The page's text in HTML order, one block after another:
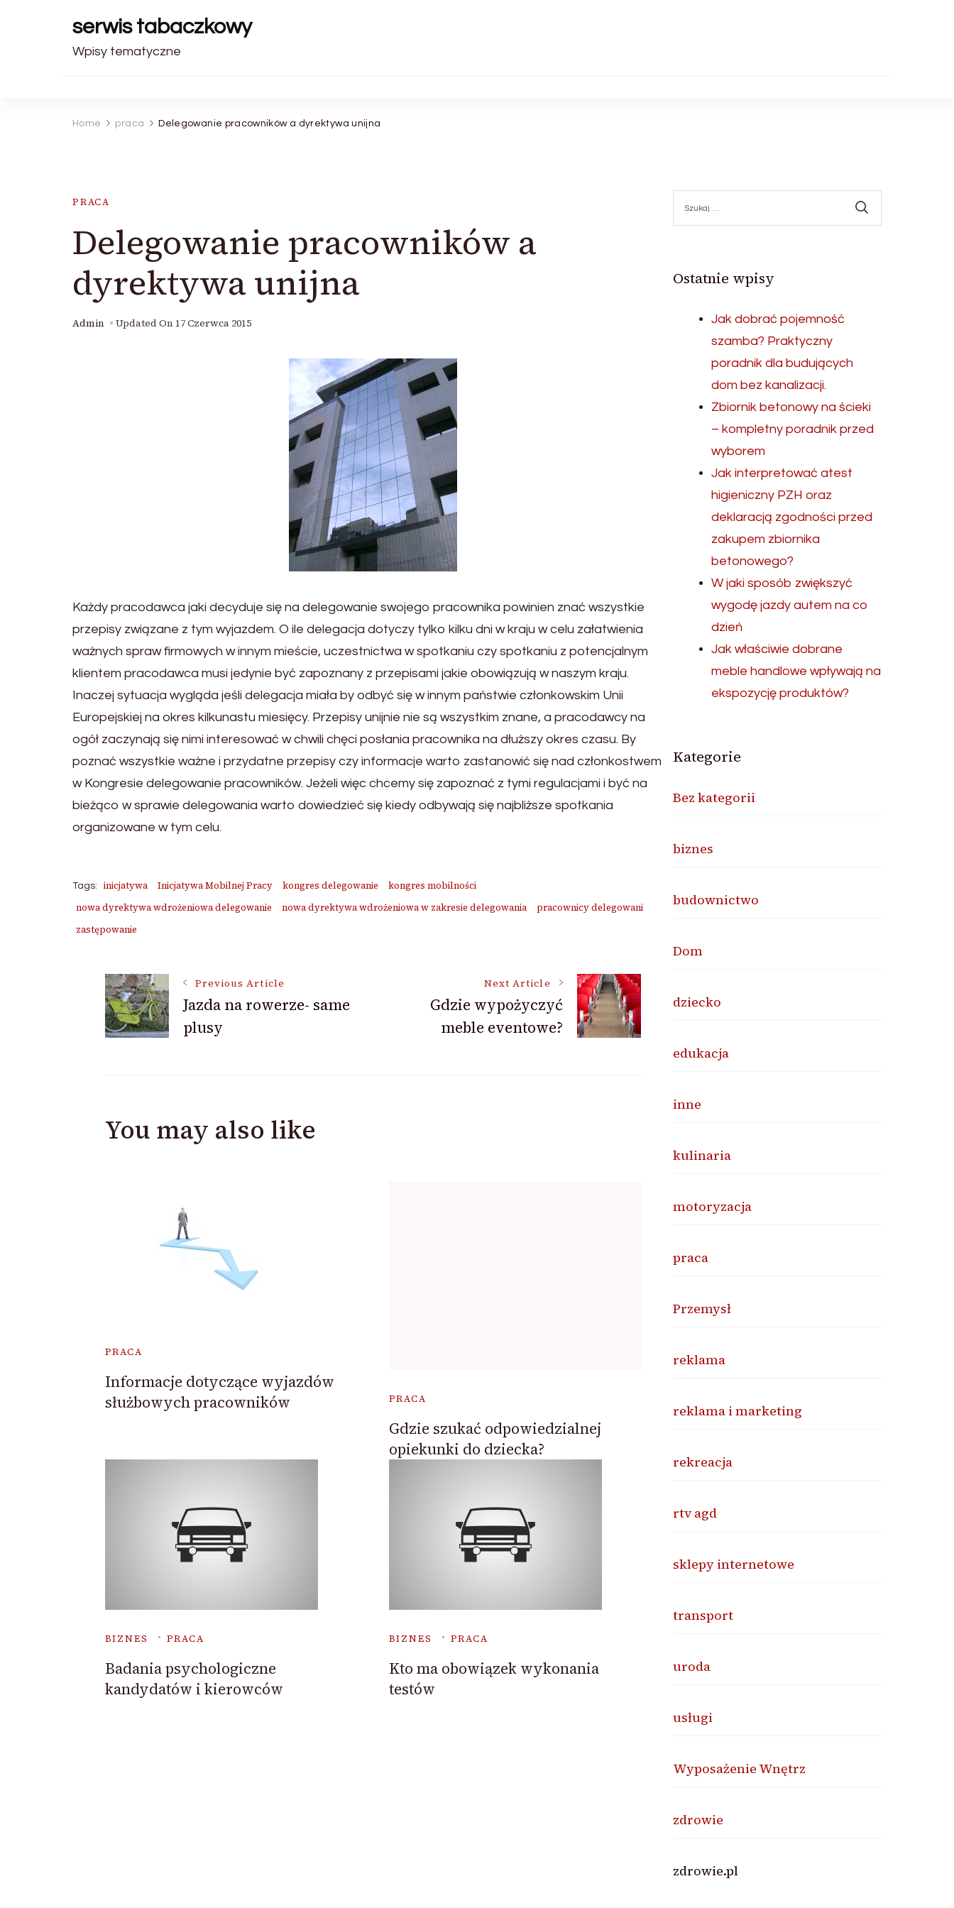
serwis tabaczkowy
Wpisy tematyczne
Home praca Delegowanie pracowników a dyrektywa unijna
PRACA
Delegowanie pracowników a
dyrektywa unijna
Admin Updated On 17 Czerwca 2015
Każdy pracodawca jaki decyduje się na delegowanie swojego pracownika powinien znać wszystkie
przepisy związane z tym wyjazdem. O ile delegacja dotyczy tylko kilku dni w kraju w celu załatwienia
ważnych spraw firmowych w innym mieście, uczestnictwa w spotkaniu czy spotkaniu z potencjalnym
klientem pracodawca musi jedynie być zapoznany z przepisami jakie obowiązują w naszym kraju.
Inaczej sytuacja wygląda jeśli delegacja miała by odbyć się w innym państwie członkowskim Unii
Europejskiej na okres kilkunastu miesięcy. Przepisy unijnie nie są wszystkim znane, a pracodawcy na
ogół zaczynają się nimi interesować w chwili chęci posłania pracownika na dłuższy okres czasu. By
poznać wszystkie ważne i przydatne przepisy czy informacje warto zastanowić się nad członkostwem
w Kongresie delegowanie pracowników. Jeżeli więc chcemy się zapoznać z tymi regulacjami i być na
bieżąco w sprawie delegowania warto dowiedzieć się kiedy odbywają się najbliższe spotkania
organizowane w tym celu.
Tags: inicjatywa Inicjatywa Mobilnej Pracy kongres delegowanie
kongres mobilności
nowa dyrektywa wdrożeniowa delegowanie
nowa dyrektywa wdrożeniowa w zakresie delegowania
pracownicy delegowani
zastępowanie
Post
Navigation
Previous Article
Jazda na rowerze- same
plusy
Next Article
Gdzie wypożyczyć
meble eventowe?
You may also like
PRACA
Informacje dotyczące wyjazdów
służbowych pracowników
PRACA
Gdzie szukać odpowiedzialnej
opiekunki do dziecka?
BIZNES PRACA
Badania psychologiczne
kandydatów i kierowców
BIZNES PRACA
Kto ma obowiązek wykonania
testów
Ostatnie wpisy
Jak dobrać pojemność
szamba? Praktyczny
poradnik dla budujących
dom bez kanalizacji.
Zbiornik betonowy na ścieki
– kompletny poradnik przed
wyborem
Jak interpretować atest
higieniczny PZH oraz
deklaracją zgodności przed
zakupem zbiornika
betonowego?
W jaki sposób zwiększyć
wygodę jazdy autem na co
dzień
Jak właściwie dobrane
meble handlowe wpływają na
ekspozycję produktów?
Kategorie
Bez kategorii
biznes
budownictwo
Dom
dziecko
edukacja
inne
kulinaria
motoryzacja
praca
Przemysł
reklama
reklama i marketing
rekreacja
rtv agd
sklepy internetowe
transport
uroda
usługi
Wyposażenie Wnętrz
zdrowie
zdrowie.pl